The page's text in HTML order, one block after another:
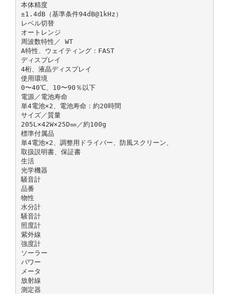
本体精度
±1.4dB（基準条件94dB@1kHz）
レベル切替
オートレンジ
周波数特性／ WT
A特性、ウェイティング：FAST
ディスプレイ
4桁、液晶ディスプレイ
使用環境
0〜40℃、10〜90％以下
電源／電池寿命
単4電池×2、電池寿命：約20時間
サイズ／質量
205L×42W×25D㎜／約100g
標準付属品
単4電池×2、調整用ドライバー、防風スクリーン、
取扱説明書、保証書
生活
光学機器
騒音計
品番
物性
水分計
騒音計
照度計
紫外線
強度計
ソーラー
パワー
メータ
放射線
測定器